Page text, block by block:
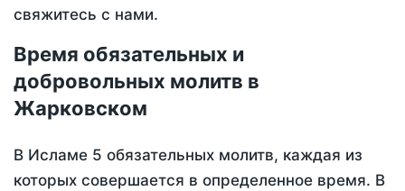
свяжитесь с нами.
Время обязательных и
добровольных молитв в
Жарковском
В Исламе 5 обязательных молитв, каждая из
которых совершается в определенное время. В